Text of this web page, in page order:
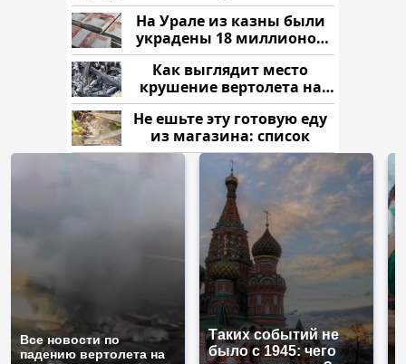
На Урале из казны были
украдены 18 миллионов
рублей
Как выглядит место
крушение вертолета на
Кавказе: смотреть
Не ешьте эту готовую еду
из магазина: список
Все новости по
падению вертолета на
Таких событий не
было с 1945: чего